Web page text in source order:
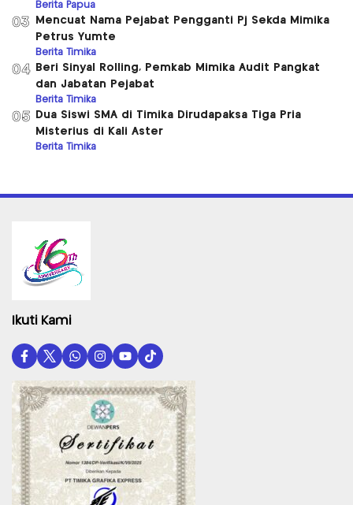
Berita Papua
03
Mencuat Nama Pejabat Pengganti Pj Sekda Mimika
Petrus Yumte
Berita Timika
04
Beri Sinyal Rolling, Pemkab Mimika Audit Pangkat
dan Jabatan Pejabat
Berita Timika
05
Dua Siswi SMA di Timika Dirudapaksa Tiga Pria
Misterius di Kali Aster
Berita Timika
Ikuti Kami